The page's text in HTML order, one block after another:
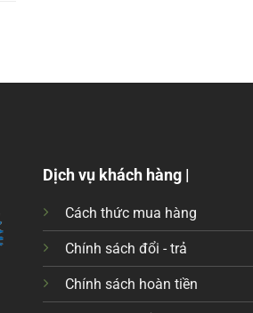
Dịch vụ khách hàng |
Cách thức mua hàng
Chính sách đổi - trả
Chính sách hoàn tiền